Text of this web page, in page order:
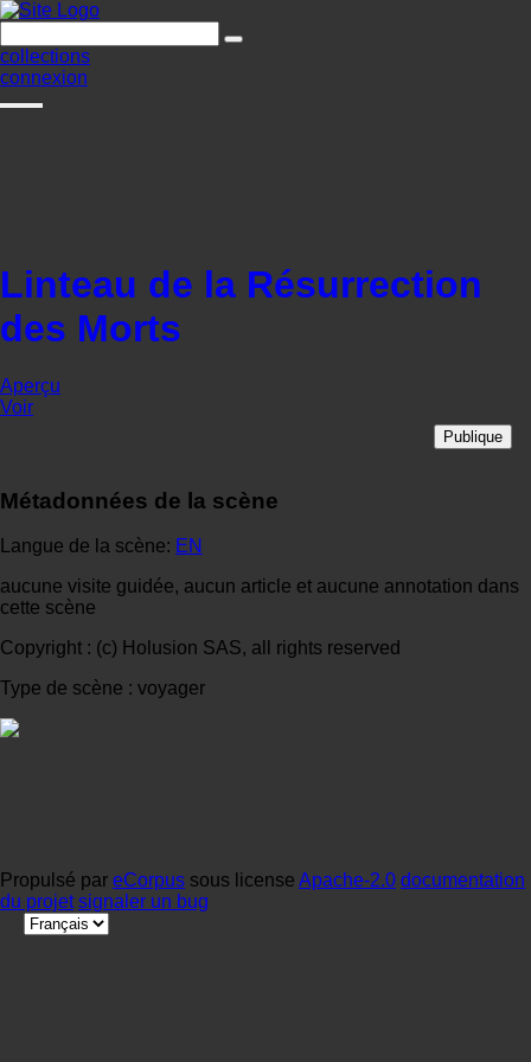
collections
connexion
Linteau de la Résurrection
des Morts
Aperçu
Voir
Publique
Métadonnées de la scène
Langue de la scène: EN
aucune visite guidée, aucun article et aucune annotation dans
cette scène
Copyright : (c) Holusion SAS, all rights reserved
Type de scène : voyager
Propulsé par eCorpus sous license Apache-2.0 documentation
du projet signaler un bug